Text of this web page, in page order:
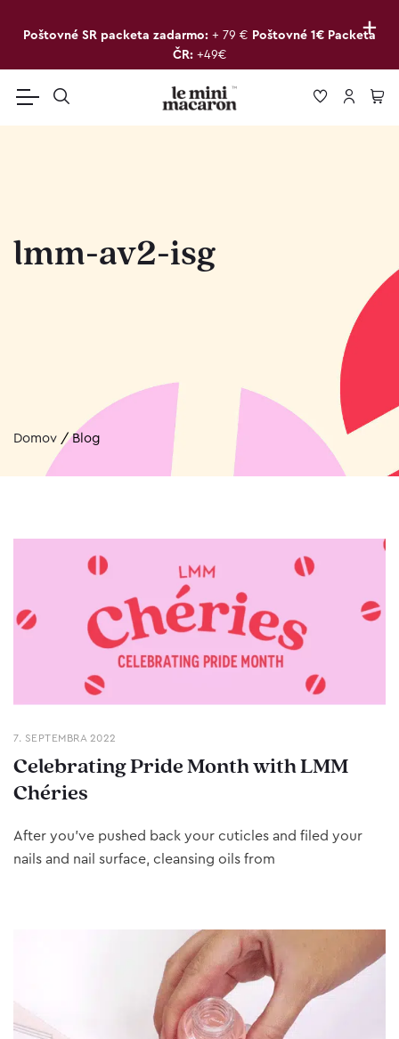
+
Poštovné SR packeta zadarmo: + 79 € Poštovné 1€ Packeta
ČR: +49€
lmm-av2-isg
Domov /Blog
7. SEPTEMBRA 2022
Celebrating Pride Month with LMM
Chéries
After you’ve pushed back your cuticles and filed your
nails and nail surface, cleansing oils from